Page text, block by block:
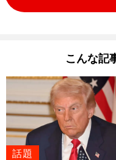
こんな記
話題